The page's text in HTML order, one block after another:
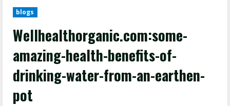
blogs
Wellhealthorganic.com:some-
amazing-health-benefits-of-
drinking-water-from-an-earthen-
pot